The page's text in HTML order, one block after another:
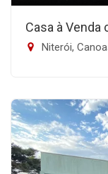
Casa à Venda
Niterói,